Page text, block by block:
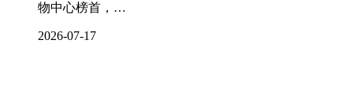
物中心榜首，…
2026-07-17